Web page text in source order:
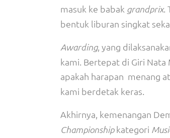
masuk ke babak grandprix.
bentuk liburan singkat
Awarding, yang
kami. Bertepat di Giri Nata
apakah harapan menang
kami berdetak keras.
Akhirnya, kemenangan
Championshipkategori